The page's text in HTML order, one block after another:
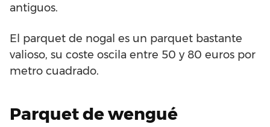
antiguos.
El parquet de nogal es un parquet bastante
valioso, su coste oscila entre 50 y 80 euros por
metro cuadrado.
Parquet de wengué